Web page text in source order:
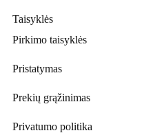
Taisyklės
Pirkimo taisyklės
Pristatymas
Prekių grąžinimas
Privatumo politika